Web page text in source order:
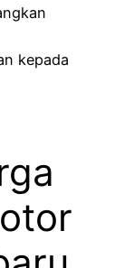
kepada